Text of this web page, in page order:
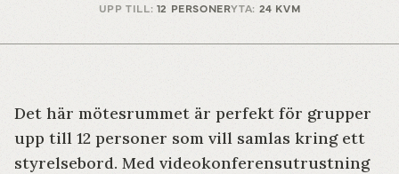
UPP TILL: 12 PERSONERYTA: 24 KVM
Det här mötesrummet är perfekt för grupper
upp till 12 personer som vill samlas kring ett
styrelsebord. Med videokonferensutrustning